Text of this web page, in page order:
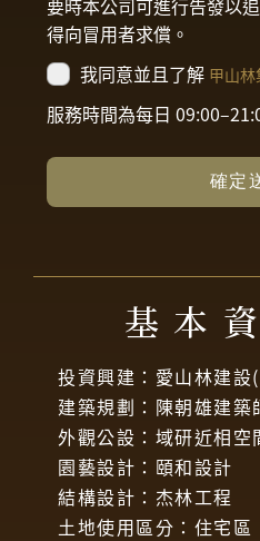
得向冒用者求償。
我同意並且了解 甲山
服務時間為每日
確定
基本
投資興建：愛山林建
建築規劃：陳朝雄建築
外觀公設：域研近相空
園藝設計：頤和設計
結構設計：杰林工程
土地使用區分：住宅區